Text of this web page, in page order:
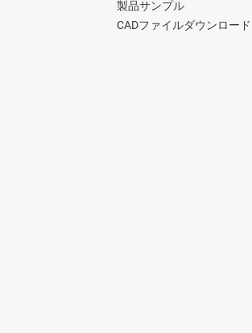
製品サンプル
CADファイルダウンロード